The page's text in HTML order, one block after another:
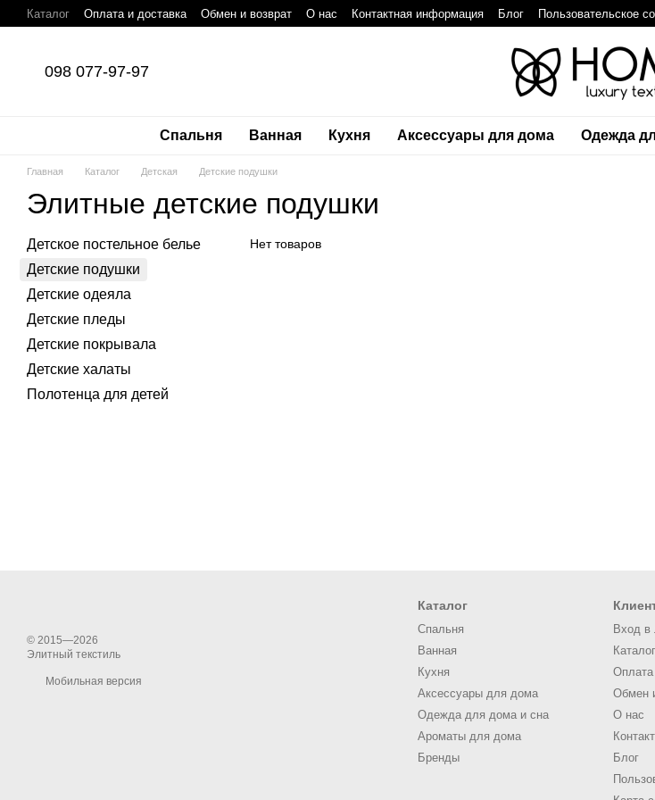
Перейти к основному контенту
Каталог Оплата и доставка Обмен и возврат О нас Контактная информация Блог Пользовательское
098 077-97-97
Спальня Ванная Кухня Аксессуары для дома Одежда
Главная Каталог Детская Детские подушки
Элитные детские подушки
Нет товаров
Детское постельное белье
Детские подушки
Детские одеяла
Детские пледы
Детские покрывала
Детские халаты
Полотенца для детей
© 2015—2026
Элитный текстиль
Мобильная версия
Каталог
Спальня
Ванная
Кухня
Аксессуары для дома
Одежда для дома и сна
Ароматы для дома
Бренды
Вход в
Каталог
Оплата
Обмен
О нас
Блог